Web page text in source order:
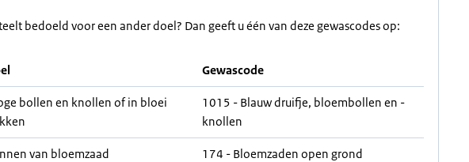
bedoeld voor een ander doel? Dan geeft u één van deze gewascodes op:
Gewascode
bollen en knollen of in bloei
1015 - Blauw druifje, bloembollen en -
knollen
van bloemzaad 174 - Bloemzaden open grond